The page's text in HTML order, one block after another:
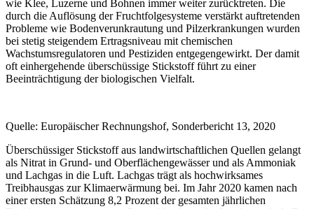
wie Klee, Luzerne und Bohnen immer weiter zurücktreten. Die
durch die Auflösung der Fruchtfolgesysteme verstärkt auftretenden
Probleme wie Bodenverunkrautung und Pilzerkrankungen wurden
bei stetig steigendem Ertragsniveau mit chemischen
Wachstumsregulatoren und Pestiziden entgegengewirkt. Der damit
oft einhergehende überschüssige Stickstoff führt zu einer
Beeinträchtigung der biologischen Vielfalt.
Quelle: Europäischer Rechnungshof, Sonderbericht 13, 2020
Überschüssiger Stickstoff aus landwirtschaftlichen Quellen gelangt
als Nitrat in Grund- und Oberflächengewässer und als Ammoniak
und Lachgas in die Luft. Lachgas trägt als hochwirksames
⁠Treibhausgas⁠ zur Klimaerwärmung bei. Im Jahr 2020 kamen nach
einer ersten Schätzung 8,2 Prozent der gesamten jährlichen